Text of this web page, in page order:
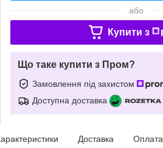
або
Купити з
Що таке купити з Пром?
Замовлення під захистом
Доступна доставка
Доставка Оплата